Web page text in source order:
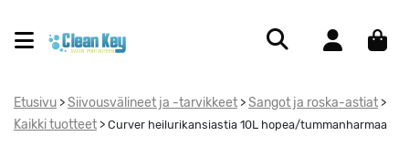
Etusivu > Siivousvälineet ja -tarvikkeet > Sangot ja roska-astiat >
Kaikki tuotteet > Curver heilurikansiastia 10L hopea/tummanharmaa